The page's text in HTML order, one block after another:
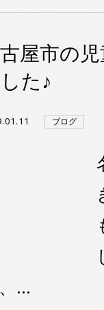
屋市の
た♪
ブログ
...